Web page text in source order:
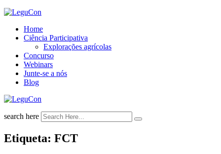
Skip
contentHome
Ciência Participativa
Explorações agrícolas
Concurso
Webinars
Junte-se a nós
Blog
search here
Etiqueta: FCT